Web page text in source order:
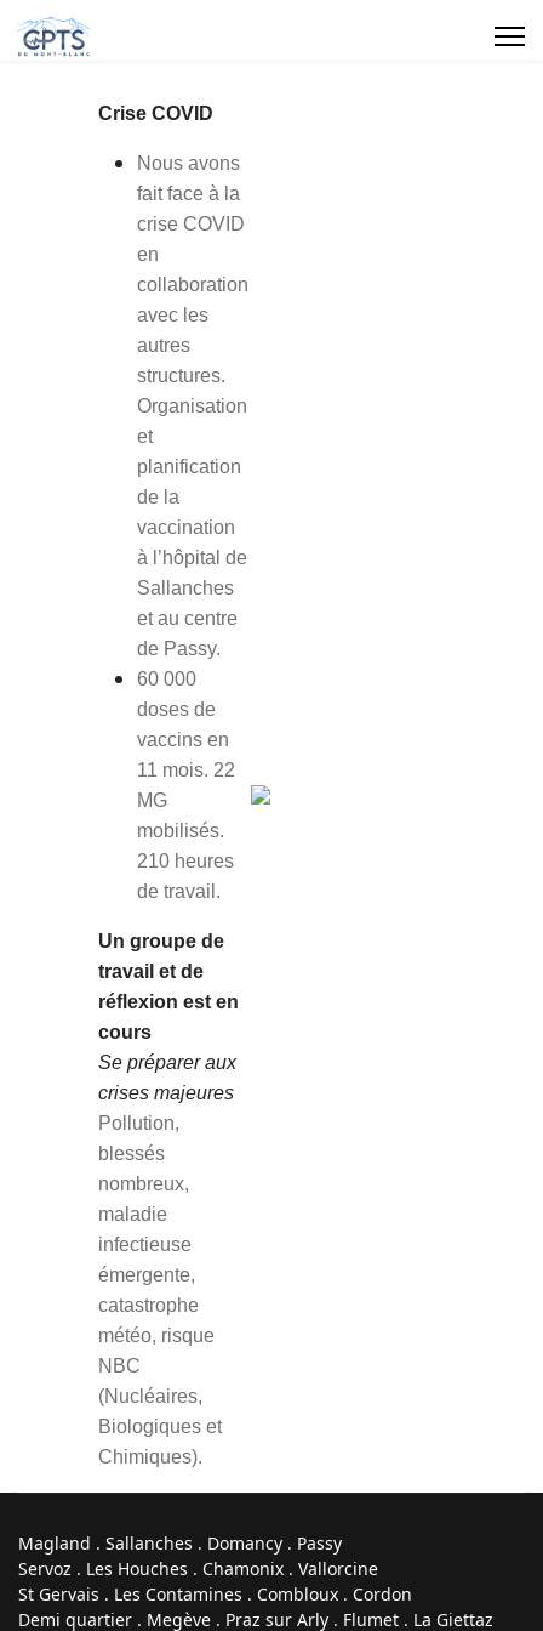
Crise COVID
Nous avons
fait face à la
crise COVID
en
collaboration
avec les
autres
structures.
Organisation
et
planification
de la
vaccination
à l’hôpital de
Sallanches
etau centre
de Passy.
60 000
doses de
vaccins en
11 mois. 22
MG
mobilisés.
210 heures
de travail.
Un groupe de
travail et de
réflexion est en
cours
Se préparer aux
crises majeures
Pollution,
blessés
nombreux,
maladie
infectieuse
émergente,
catastrophe
météo, risque
NBC
(Nucléaires,
Biologiques et
Chimiques).
Magland . Sallanches . Domancy . Passy
Servoz . Les Houches . Chamonix . Vallorcine
St Gervais . Les Contamines . Combloux . Cordon
Demi quartier . Megève . Praz sur Arly . Flumet . La Giettaz